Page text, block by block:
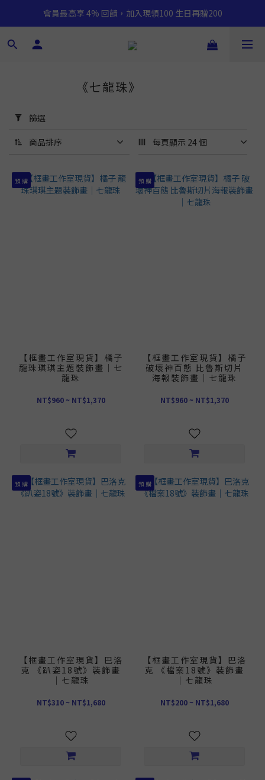
會員最高享 4% 回饋，加入現領100 生日再贈200
用
篩
選
(0/20)
價格
(NT$)
《七龍珠》
篩選
商品排序 每頁顯示 24 個
預 購
【框畫工作室現貨】橘子
龍珠琪琪主題裝飾畫｜七
龍珠
NT$960 ~ NT$1,370
預 購
【框畫工作室現貨】橘子
破壞神百態 比魯斯切片
海報裝飾畫｜七龍珠
NT$960 ~ NT$1,370
預 購
【框畫工作室現貨】巴洛
克 《趴姿18號》裝飾畫
｜七龍珠
NT$310 ~ NT$1,680
預 購
【框畫工作室現貨】巴洛
克 《檔案18號》裝飾畫
｜七龍珠
NT$200 ~ NT$1,680